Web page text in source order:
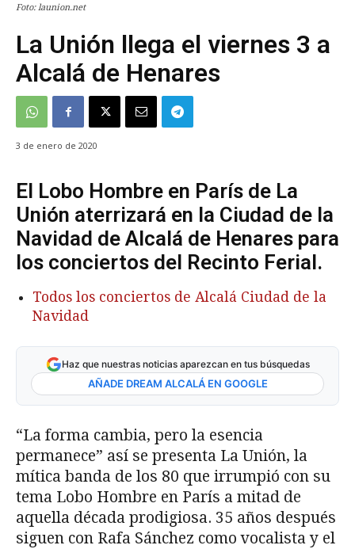
Foto: launion.net
La Unión llega el viernes 3 a
Alcalá de Henares
3 de enero de 2020
El Lobo Hombre en París de La
Unión aterrizará en la Ciudad de la
Navidad de Alcalá de Henares para
los conciertos del Recinto Ferial.
Todos los conciertos de Alcalá Ciudad de la
Navidad
Haz que nuestras noticias aparezcan en tus búsquedas
AÑADE DREAM ALCALÁ EN GOOGLE
“La forma cambia, pero la esencia
permanece” así se presenta La Unión, la
mítica banda de los 80 que irrumpió con su
tema Lobo Hombre en París a mitad de
aquella década prodigiosa. 35 años después
siguen con Rafa Sánchez como vocalista y el